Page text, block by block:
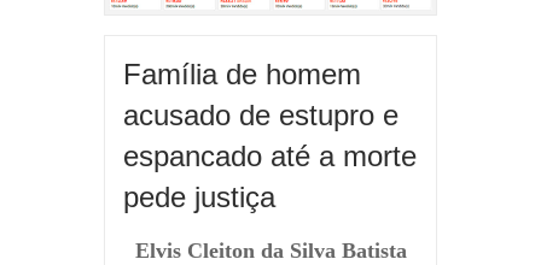
Família de homem
acusado de estupro e
espancado até a morte
pede justiça
Elvis Cleiton da Silva Batista